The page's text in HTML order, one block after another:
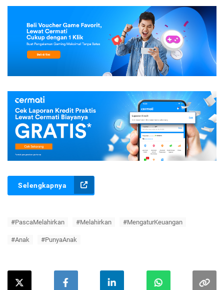
Selengkapnya
#PascaMelahirkan #Melahirkan #MengaturKeuangan
#Anak #PunyaAnak